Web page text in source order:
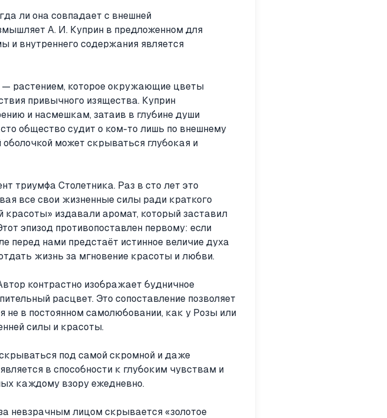
ли она совпадает с внешней
А. И. Куприн в предложенном для
и внутреннего содержания является
— растением, которое окружающие цветы
привычного изящества. Куприн
и насмешкам, затаив в глубине души
общество судит о ком-то лишь по внешнему
может скрываться глубокая и
триумфа Столетника. Раз в сто лет это
все свои жизненные силы ради краткого
издавали аромат, который заставил
эпизод противопоставлен первому: если
нами предстаёт истинное величие духа
жизнь за мгновение красоты и любви.
контрастно изображает будничное
расцвет. Это сопоставление позволяет
не в постоянном самолюбовании, как у Розы или
силы и красоты.
под самой скромной и даже
в способности к глубоким чувствам и
каждому взору ежедневно.
невзрачным лицом скрывается «золотое